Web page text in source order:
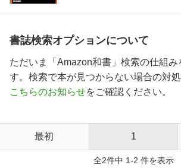
書誌検索オプションについて
ただいま「Amazon和書」検索の仕組み
す。検索で本が見つからない場合の対
こちらのお知らせをご確認ください。
最初 1
全2件中 1-2 件を表示